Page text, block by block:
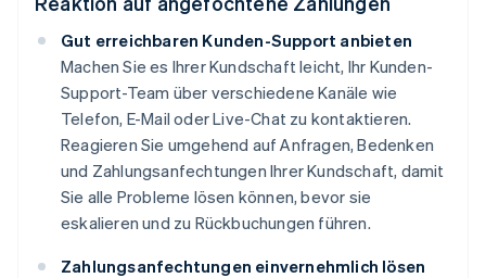
Gut erreichbaren Kunden-Support anbieten
Machen Sie es Ihrer Kundschaft leicht, Ihr Kunden-
Support-Team über verschiedene Kanäle wie
Telefon, E-Mail oder Live-Chat zu kontaktieren.
Reagieren Sie umgehend auf Anfragen, Bedenken
und Zahlungsanfechtungen Ihrer Kundschaft, damit
Sie alle Probleme lösen können, bevor sie
eskalieren und zu Rückbuchungen führen.
Zahlungsanfechtungen einvernehmlich lösen